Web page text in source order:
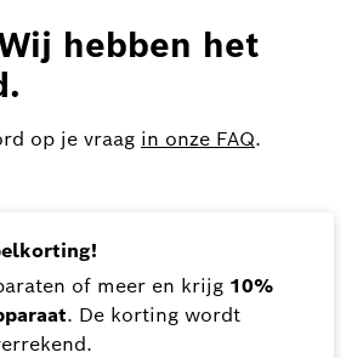
hebben het
op je vraag in onze FAQ.
of meer en krijg 10%
. De korting wordt